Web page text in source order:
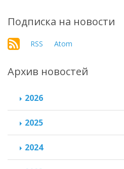
Подписка на новости
RSS Atom
Архив новостей
2026
2025
2024